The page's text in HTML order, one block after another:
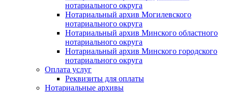
нотариального округа
Нотариальный архив Могилевского
нотариального округа
Нотариальный архив Минского областного
нотариального округа
Нотариальный архив Минского городского
нотариального округа
Оплата услуг
Реквизиты для оплаты
Нотариальные архивы